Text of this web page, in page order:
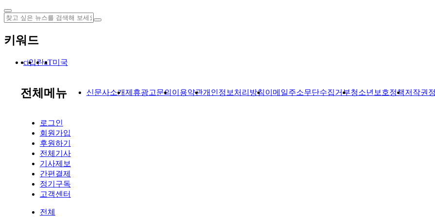
키워드
ci입란aT미국
전체메뉴 신문사소개제휴광고문의 이용약관개인정보처리방침이메일주소무단수집거부청소년보호정책저작권
로그인
회원가입
후원하기
전체기사
기사제보
간편결제
정기구독
고객센터
전체